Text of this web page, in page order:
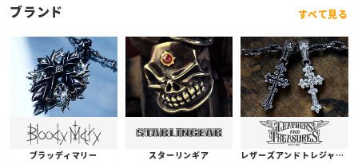
ブランド すべて見る
ブラッディマリー スターリンギア レザーズアンドトレジャーズ